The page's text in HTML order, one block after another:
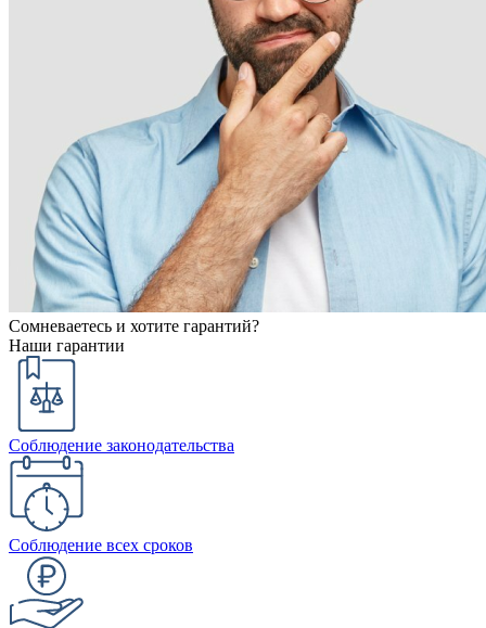
Сомневаетесь и хотите гарантий?
Наши гарантии
Соблюдение законодательства
Соблюдение всех сроков